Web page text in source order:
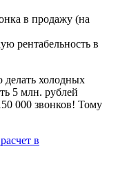
в продажу (на
рентабельность в
делать холодных
5 млн. рублей
000 звонков! Тому